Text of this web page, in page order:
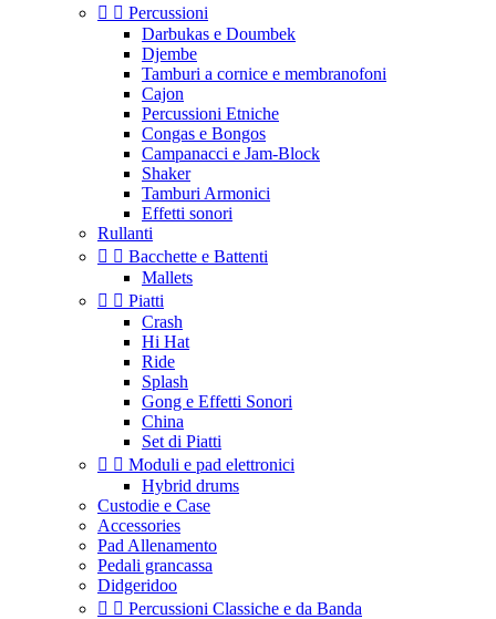
  Percussioni
Darbukas e Doumbek
Djembe
Tamburi a cornice e membranofoni
Cajon
Percussioni Etniche
Congas e Bongos
Campanacci e Jam-Block
Shaker
Tamburi Armonici
Effetti sonori
Rullanti
  Bacchette e Battenti
Mallets
  Piatti
Crash
Hi Hat
Ride
Splash
Gong e Effetti Sonori
China
Set di Piatti
  Moduli e pad elettronici
Hybrid drums
Custodie e Case
Accessories
Pad Allenamento
Pedali grancassa
Didgeridoo
  Percussioni Classiche e da Banda